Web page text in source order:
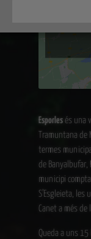
Esporlesés una
Tramuntana
termes
de Banyalbufar,
municipi
S’Esgleieta, les
Canet a més de
Queda a uns 15